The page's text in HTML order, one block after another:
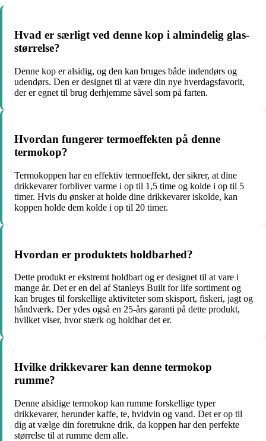
Hvad er særligt ved denne kop i almindelig glas-
størrelse?
Denne kop er alsidig, og den kan bruges både indendørs og
udendørs. Den er designet til at være din nye hverdagsfavorit,
der er egnet til brug derhjemme såvel som på farten.
Hvordan fungerer termoeffekten på denne
termokop?
Termokoppen har en effektiv termoeffekt, der sikrer, at dine
drikkevarer forbliver varme i op til 1,5 time og kolde i op til 5
timer. Hvis du ønsker at holde dine drikkevarer iskolde, kan
koppen holde dem kolde i op til 20 timer.
Hvordan er produktets holdbarhed?
Dette produkt er ekstremt holdbart og er designet til at vare i
mange år. Det er en del af Stanleys Built for life sortiment og
kan bruges til forskellige aktiviteter som skisport, fiskeri, jagt og
håndværk. Der ydes også en 25-års garanti på dette produkt,
hvilket viser, hvor stærk og holdbar det er.
Hvilke drikkevarer kan denne termokop
rumme?
Denne alsidige termokop kan rumme forskellige typer
drikkevarer, herunder kaffe, te, hvidvin og vand. Det er op til
dig at vælge din foretrukne drik, da koppen har den perfekte
størrelse til at rumme dem alle.